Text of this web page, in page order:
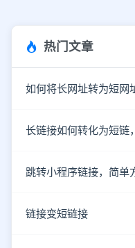
热门文章
如何将长网址转为短网
长链接如何转化为短链
跳转小程序链接，简单
链接变短链接